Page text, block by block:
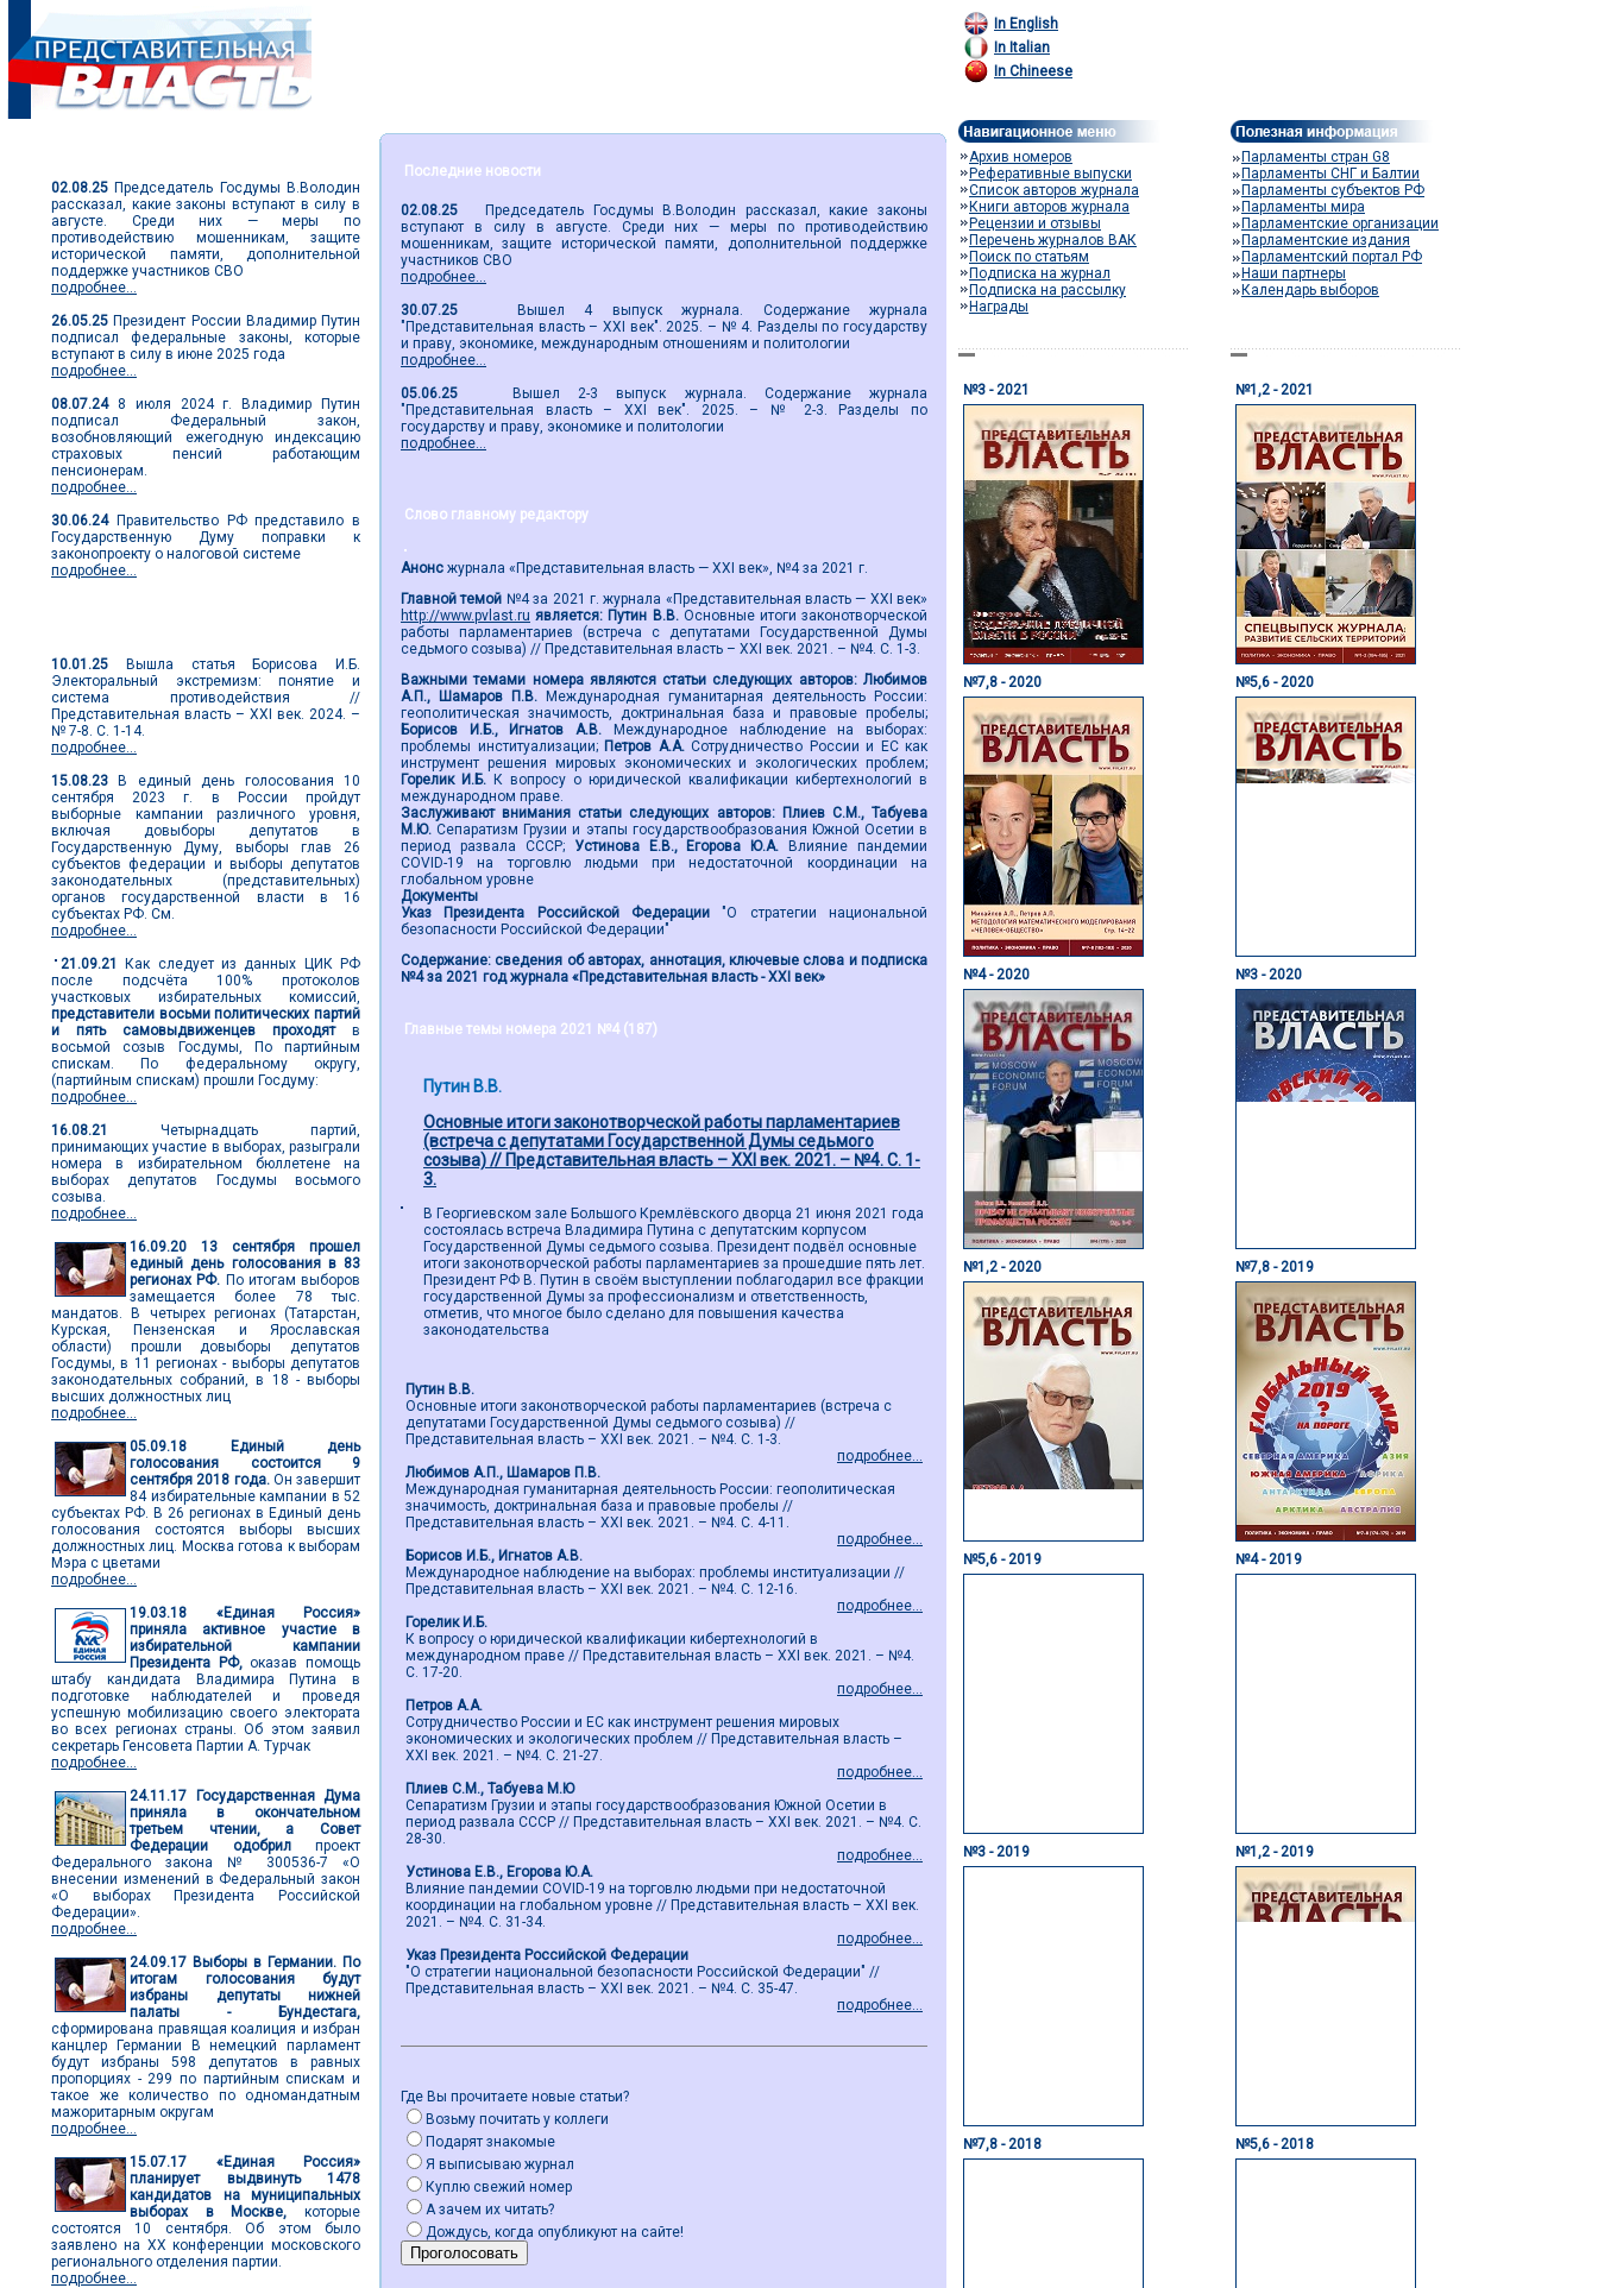
02.08.25 Председатель Госдумы В.Володин
рассказал, какие законы вступают в силу в
августе. Среди них — меры по
противодействию мошенникам, защите
исторической памяти, дополнительной
поддержке участников СВО
подробнее...
26.05.25 Президент России Владимир Путин
подписал федеральные законы, которые
вступают в силу в июне 2025 года
подробнее...
08.07.248 июля 2024 г. Владимир Путин
подписал Федеральный закон,
возобновляющий ежегодную индексацию
страховых пенсий работающим
пенсионерам.
подробнее...
30.06.24Правительство РФ представило в
Государственную Думу поправки к
законопроекту о налоговой системе
подробнее...
10.01.25 Вышла статья Борисова И.Б.
Электоральный экстремизм: понятие и
система противодействия //
Представительная власть – XXI век. 2024. –
№ 7-8. С. 1-14.
подробнее...
15.08.23 В единый день голосования 10
сентября 2023 г. в России пройдут
выборные кампании различного уровня,
включая довыборы депутатов в
Государственную Думу, выборы глав 26
субъектов федерации и выборы депутатов
законодательных (представительных)
органов государственной власти в 16
субъектах РФ. См.
подробнее...
21.09.21
Как следует из данных ЦИК РФ
после подсчёта 100% протоколов
участковых избирательных комиссий,
представители восьми политических партий
и пять самовыдвиженцев проходятв
восьмой созыв Госдумы, По партийным
спискам. По федеральному округу,
(партийным спискам) прошли Госдуму:
подробнее...
16.08.21
Четырнадцать партий,
принимающих участие в выборах, разыграли
номера в избирательном бюллетене на
выборах депутатов Госдумы восьмого
созыва.
подробнее...
16.09.20
13 сентября прошел
единый день голосования в 83
регионах РФ. По итогам выборов
замещается более 78 тыс.
мандатов. В четырех регионах (Татарстан,
Курская, Пензенская и Ярославская
области) прошли довыборы депутатов
Госдумы, в 11 регионах - выборы депутатов
законодательных собраний, в 18 - выборы
высших должностных лиц
подробнее...
05.09.18
Единый день
голосования состоится 9
сентября 2018 года.Он завершит
84 избирательные кампании в 52
субъектах РФ. В 26 регионах в Единый день
голосования состоятся выборы высших
должностных лиц. Москва готова к выборам
Мэра с цветами
подробнее...
19.03.18
«Единая Россия»
приняла активное участие в
избирательной кампании
Президента РФ,оказав помощь
штабу кандидата Владимира Путина в
подготовке наблюдателей и проведя
успешную мобилизацию своего электората
во всех регионах страны. Об этом заявил
секретарь Генсовета Партии А. Турчак
подробнее...
24.11.17
Государственная Дума
приняла в окончательном
третьем чтении, а Совет
Федерации одобрил проект
Федерального закона № 300536-7 «О
внесении изменений в Федеральный закон
«О выборах Президента Российской
Федерации».
подробнее...
24.09.17 Выборы в Германии. По
итогам голосования будут
избраны депутаты нижней
палаты - Бундестага,
сформирована правящая коалиция и избран
канцлер Германии В немецкий парламент
будут избраны 598 депутатов в равных
пропорциях - 299 по партийным спискам и
такое же количество по одномандатным
мажоритарным округам
подробнее...
15.07.17
«Единая Россия»
планирует выдвинуть 1478
кандидатов на муниципальных
выборах в Москве, которые
состоятся 10 сентября. Об этом было
заявлено на ХХ конференции московского
регионального отделения партии.
подробнее...
Последние новости
02.08.25 Председатель Госдумы В.Володин рассказал, какие законы
вступают в силу в августе. Среди них — меры по противодействию
мошенникам, защите исторической памяти, дополнительной поддержке
участников СВО
подробнее...
30.07.25 Вышел 4 выпуск журнала. Содержание журнала
"Представительная власть – XXI век". 2025. – № 4. Разделы по государству
и праву, экономике, международным отношениям и политологии
подробнее...
05.06.25 Вышел 2-3 выпуск журнала. Содержание журнала
"Представительная власть – XXI век". 2025. – № 2-3. Разделы по
государству и праву, экономике и политологии
подробнее...
Слово главному редактору
Анонс журнала «Представительная власть — XXI век», №4 за 2021 г.
Главной темой №4 за 2021 г. журнала «Представительная власть — XXI век»
http://www.pvlast.ru является: Путин В.В.Основные итоги законотворческой
работы парламентариев (встреча с депутатами Государственной Думы
седьмого созыва) // Представительная власть – ХХI век. 2021. – №4. С. 1-3.
Важными темами номера являются статьи следующих авторов:Любимов
А.П., Шамаров П.В.
Международная гуманитарная деятельность России:
геополитическая значимость, доктринальная база и правовые пробелы;
Борисов И.Б., Игнатов А.В.
Международное наблюдение на выборах:
проблемы институализации; Петров А.А.Сотрудничество России и ЕС как
инструмент решения мировых экономических и экологических проблем;
Горелик И.Б. К вопросу о юридической квалификации кибертехнологий в
международном праве.
Заслуживают внимания статьи следующих авторов:Плиев С.М., Табуева
М.Ю.Сепаратизм Грузии и этапы государствообразования Южной Осетии в
период развала СССР; Устинова Е.В., Егорова Ю.А.
Влияние пандемии
COVID-19 на торговлю людьми при недостаточной координации на
глобальном уровне
Документы
Указ Президента Российской Федерации "О стратегии национальной
безопасности Российской Федерации"
Содержание: сведения об авторах, аннотация, ключевые слова и подписка
№4 за 2021 год журнала «Представительная власть - ХХI век»
Главные темы номера 2021 №4 (187)
Путин В.В.
Основные итоги законотворческой работы парламентариев
(встреча с депутатами Государственной Думы седьмого
созыва) // Представительная власть – ХХI век. 2021. – №4. С. 1-
3.
В Георгиевском зале Большого Кремлёвского дворца 21 июня 2021 года
состоялась встреча Владимира Путина с депутатским корпусом
Государственной Думы седьмого созыва. Президент подвёл основные
итоги законотворческой работы парламентариев за прошедшие пять лет.
Президент РФ В. Путин в своём выступлении поблагодарил все фракции
государственной Думы за профессионализм и ответственность,
отметив, что многое было сделано для повышения качества
законодательства
Путин В.В.
Основные итоги законотворческой работы парламентариев (встреча с
депутатами Государственной Думы седьмого созыва) //
Представительная власть – ХХI век. 2021. – №4. С. 1-3.
подробнее...
Любимов А.П., Шамаров П.В.
Международная гуманитарная деятельность России: геополитическая
значимость, доктринальная база и правовые пробелы //
Представительная власть – ХХI век. 2021. – №4. С. 4-11.
подробнее...
Борисов И.Б., Игнатов А.В.
Международное наблюдение на выборах: проблемы институализации //
Представительная власть – ХХI век. 2021. – №4. С. 12-16.
подробнее...
Горелик И.Б.
К вопросу о юридической квалификации кибертехнологий в
международном праве // Представительная власть – ХХI век. 2021. – №4.
С. 17-20.
подробнее...
Петров А.А.
Сотрудничество России и ЕС как инструмент решения мировых
экономических и экологических проблем // Представительная власть –
ХХI век. 2021. – №4. С. 21-27.
подробнее...
Плиев С.М., Табуева М.Ю
Сепаратизм Грузии и этапы государствообразования Южной Осетии в
период развала СССР // Представительная власть – ХХI век. 2021. – №4. С.
28-30.
подробнее...
Устинова Е.В., Егорова Ю.А.
Влияние пандемии COVID-19 на торговлю людьми при недостаточной
координации на глобальном уровне // Представительная власть – ХХI век.
2021. – №4. С. 31-34.
подробнее...
Указ Президента Российской Федерации
"О стратегии национальной безопасности Российской Федерации" //
Представительная власть – ХХI век. 2021. – №4. С. 35-47.
подробнее...
Где Вы прочитаете новые статьи?
Возьму почитать у коллеги
Подарят знакомые
Я выписываю журнал
Куплю свежий номер
А зачем их читать?
Дождусь, когда опубликуют на сайте!
In English
In Italian
In Chineese
Архив номеров
Реферативные выпуски
Список авторов журнала
Книги авторов журнала
Рецензии и отзывы
Перечень журналов ВАК
Поиск по статьям
Подписка на журнал
Подписка на рассылку
Награды
Парламенты стран G8
Парламенты СНГ и Балтии
Парламенты субъектов РФ
Парламенты мира
Парламентские организации
Парламентские издания
Парламентский портал РФ
Наши партнеры
Календарь выборов
№3 - 2021 №1,2 - 2021
№7,8 - 2020 №5,6 - 2020
№4 - 2020 №3 - 2020
№1,2 - 2020 №7,8 - 2019
№5,6 - 2019 №4 - 2019
№3 - 2019 №1,2 - 2019
№7,8 - 2018 №5,6 - 2018